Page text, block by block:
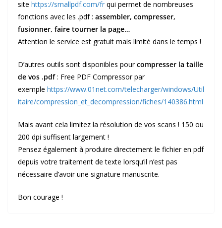
site https://smallpdf.com/fr qui permet de nombreuses
fonctions avec les .pdf : assembler, compresser,
fusionner, faire tourner la page…
Attention le service est gratuit mais limité dans le temps !
D’autres outils sont disponibles pourcompresser la taille
de vos .pdf: Free PDF Compressor par
exemple https://www.01net.com/telecharger/windows/Util
itaire/compression_et_decompression/fiches/140386.html
Mais avant cela limitez la résolution de vos scans ! 150 ou
200 dpi suffisent largement !
Pensez également à produire directement le fichier en pdf
depuis votre traitement de texte lorsqu’il n’est pas
nécessaire d’avoir une signature manuscrite.
Bon courage !